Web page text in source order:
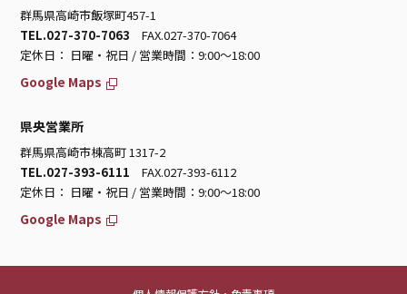
群馬県高崎市飯塚町457-1
TEL.027-370-7063 FAX.027-370-7064
定休日： 日曜・祝日 / 営業時間：9:00～18:00
Google Maps
県央営業所
群馬県高崎市棟高町 1317-2
TEL.027-393-6111 FAX.027-393-6112
定休日： 日曜・祝日 / 営業時間：9:00～18:00
Google Maps